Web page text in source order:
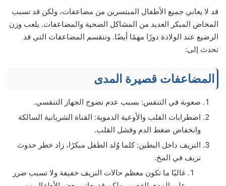
قد لا يعاني جميع الأطفال المبتسرين من مضاعفات، ولكن قد تسبب
المخاض المبكر العديد من المشاكل الصحية والمضاعفات. يلعب وزن
الرضيع عند الولادة دورًا مهمًا أيضًا. وتنقسم المضاعفات التي قد
تحدث إلى:
المضاعفات قصيرة المدى
صعوبة في التنفس: بسبب عدم نضوج الجهاز التنفسي.
اضطرابات القلب والأوعية الدموية: القناة الشريانية السالكة
وانخفاض ضغط الدم وفشل القلب.
النزيف داخل البطين: كلما وُلد الطفل مبكرًا، زاد خطر حدوث
نزيف في المخ.
غالبًا ما تكون معظم حالات النزيف خفيفة ولا تسبب ضرر